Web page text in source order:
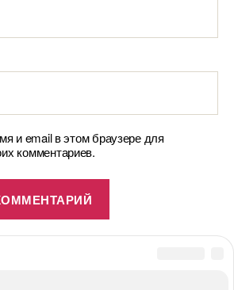
и email в этом браузере для
комментариев.